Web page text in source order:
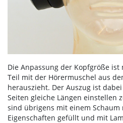
Die Anpassung der Kopfgröße
Teil mit der Hörermuschel aus
herauszieht. Der Auszug ist
Seiten gleiche Längen einstellen
sind übrigens mit einem Schaum
Eigenschaften gefüllt und mit